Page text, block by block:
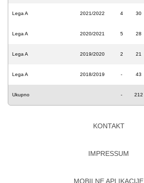
Lega A 2021/2022 4 30
Lega A 2020/2021 5 28
Lega A 2019/2020 2 21
Lega A 2018/2019 - 43
Ukupno - 212
KONTAKT
IMPRESSUM
MOBILNE APLIKACIJE